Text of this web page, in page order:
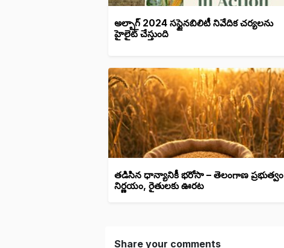
అల్బాగ్ 2024 సస్టైనబిలిటీ నివేదిక చర్యలను
హైలైట్ చేస్తుంది
తడిసిన ధాన్యానికీ భరోసా – తెలంగాణ ప్రభుత్వం
నిర్ణయం, రైతులకు ఊరట
Share your comments